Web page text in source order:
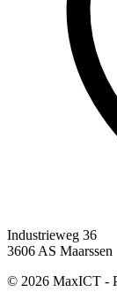
Industrieweg 36
3606 AS Maarssen
© 2026 MaxICT -